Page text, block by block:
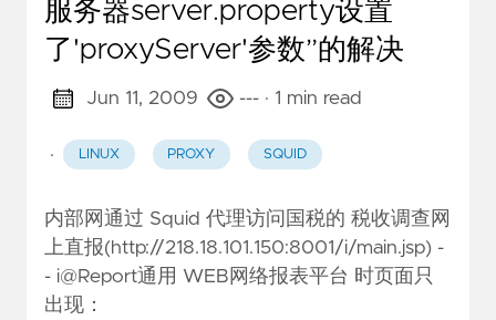
服务器server.property设置
了'proxyServer'参数”的解决
Jun 11, 2009 --- · 1 min read
· LINUX PROXY SQUID
内部网通过 Squid 代理访问国税的 税收调查网
上直报(http://218.18.101.150:8001/i/main.jsp) -
- i@Report通用 WEB网络报表平台 时页面只
出现：